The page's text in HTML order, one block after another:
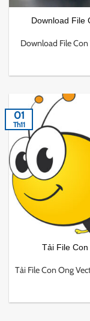
Download File
Download File
Tải File
Tải File Con Ong
01
Th11